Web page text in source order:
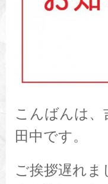
こんばんは、
田中です。
ご挨拶遅れま